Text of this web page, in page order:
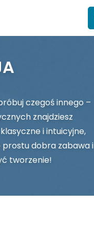
czegoś innego –
znajdziesz
i intuicyjne,
prostu dobra zabawa i
tworzenie!